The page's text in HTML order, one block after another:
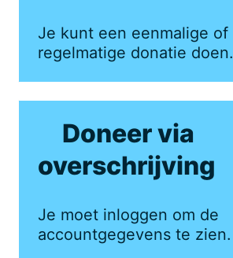
Je kunt een eenmalige of
regelmatige donatie doen.
Doneer via
overschrijving
Je moet inloggen om de
accountgegevens te zien.